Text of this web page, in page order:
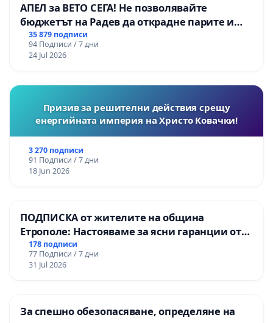
АПЕЛ за ВЕТО СЕГА! Не позволявайте
бюджетът на Радев да открадне парите и
правата ни в тъмното
35 879 подписи
94 Подписи / 7 дни
24 Jul 2026
Призив за решителни действия срещу
енергийната империя на Христо Ковачки!
3 270 подписи
91 Подписи / 7 дни
18 Jun 2026
ПОДПИСКА от жителите на община
Етрополе: Настояваме за ясни гаранции от
“Елаците-МЕД” АД и от държавата, че ще се
изпълнят всички екологични норми!
178 подписи
77 Подписи / 7 дни
31 Jul 2026
За спешно обезопасяване, определяне на